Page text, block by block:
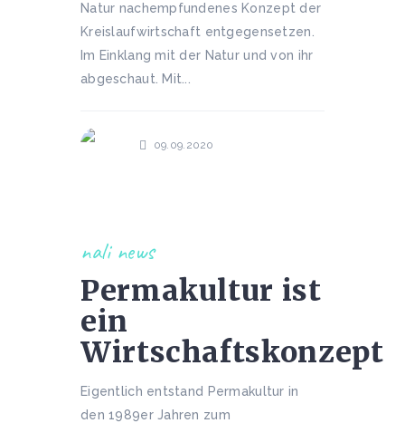
Natur nachempfundenes Konzept der
Kreislaufwirtschaft entgegensetzen.
Im Einklang mit der Natur und von ihr
abgeschaut. Mit...
09.09.2020
nali news
Permakultur ist
ein
Wirtschaftskonzept
Eigentlich entstand Permakultur in
den 1989er Jahren zum